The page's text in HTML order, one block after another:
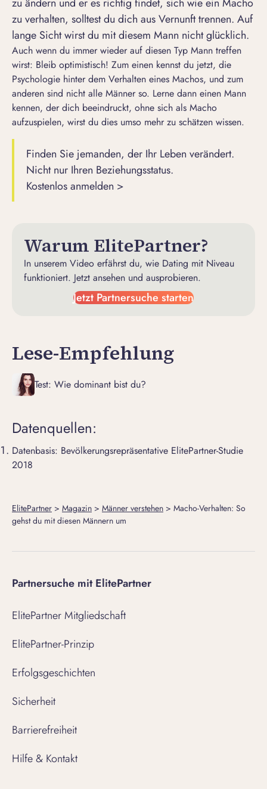
zu ändern und er es richtig findet, sich wie ein Macho
zu verhalten, solltest du dich aus Vernunft trennen. Auf
lange Sicht wirst du mit diesem Mann nicht glücklich.
Auch wenn du immer wieder auf diesen Typ Mann treffen
wirst: Bleib optimistisch! Zum einen kennst du jetzt, die
Psychologie hinter dem Verhalten eines Machos, und zum
anderen sind nicht alle Männer so. Lerne dann einen Mann
kennen, der dich beeindruckt, ohne sich als Macho
aufzuspielen, wirst du dies umso mehr zu schätzen wissen.
Finden Sie jemanden, der Ihr Leben verändert.
Nicht nur Ihren Beziehungsstatus.
Kostenlos anmelden >
Warum ElitePartner?
In unserem Video erfährst du, wie Dating mit Niveau
funktioniert. Jetzt ansehen und ausprobieren.
Jetzt Partnersuche starten
Lese-Empfehlung
Test: Wie dominant bist du?
Datenquellen:
Datenbasis: Bevölkerungsrepräsentative ElitePartner-Studie
2018
ElitePartner > Magazin > Männer verstehen > Macho-Verhalten: So
gehst du mit diesen Männern um
Partnersuche mit ElitePartner
ElitePartner Mitgliedschaft
ElitePartner-Prinzip
Erfolgsgeschichten
Sicherheit
Barrierefreiheit
Hilfe & Kontakt